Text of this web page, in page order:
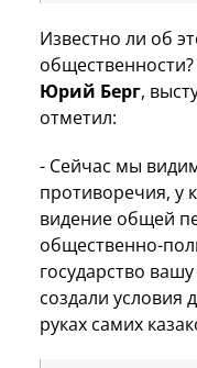
Известно ли об
Юрий Берг,
отметил:
- Сейчас мы
противоречия, у
видение общей
общественно-
государство
создали условия
руках самих